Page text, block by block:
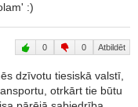
:)
0 0 Atbildēt
dzīvotu tiesiskā valstī,
otrkārt tie būtu